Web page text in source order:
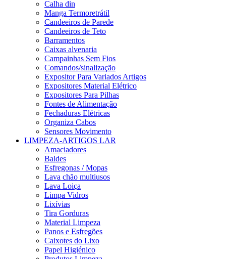
Calha din
Manga Termoretrátil
Candeeiros de Parede
Candeeiros de Teto
Barramentos
Caixas alvenaria
Campainhas Sem Fios
Comandos/sinalização
Expositor Para Variados Artigos
Expositores Material Elétrico
Expositores Para Pilhas
Fontes de Alimentação
Fechaduras Elétricas
Organiza Cabos
Sensores Movimento
LIMPEZA-ARTIGOS LAR
Amaciadores
Baldes
Esfregonas / Mopas
Lava chão multiusos
Lava Loiça
Limpa Vidros
Lixívias
Tira Gorduras
Material Limpeza
Panos e Esfregões
Caixotes do Lixo
Papel Higiénico